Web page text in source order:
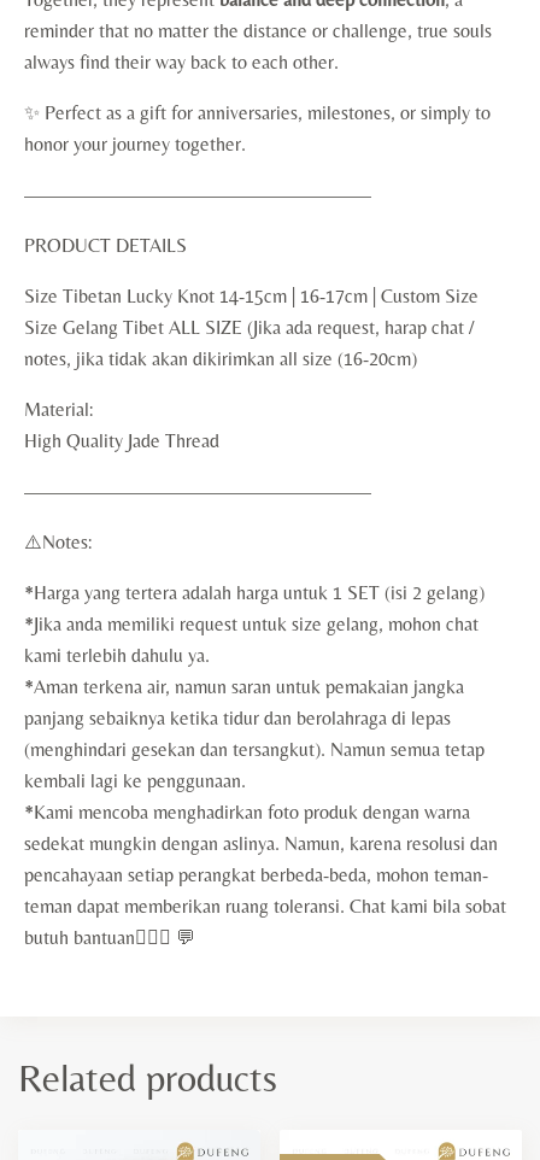
reminder that no matter the distance or challenge, true souls
always find their way back to each other.
✨ Perfect as a gift for anniversaries, milestones, or simply to
honor your journey together.
——————————————————
PRODUCT DETAILS
Size Tibetan Lucky Knot 14-15cm | 16-17cm | Custom Size
Size Gelang Tibet ALL SIZE (Jika ada request, harap chat /
notes, jika tidak akan dikirimkan all size (16-20cm)
Material:
High Quality Jade Thread
——————————————————
⚠️Notes:
*Harga yang tertera adalah harga untuk 1 SET (isi 2 gelang)
*Jika anda memiliki request untuk size gelang, mohon chat
kami terlebih dahulu ya.
*Aman terkena air, namun saran untuk pemakaian jangka
panjang sebaiknya ketika tidur dan berolahraga di lepas
(menghindari gesekan dan tersangkut). Namun semua tetap
kembali lagi ke penggunaan.
*Kami mencoba menghadirkan foto produk dengan warna
sedekat mungkin dengan aslinya. Namun, karena resolusi dan
pencahayaan setiap perangkat berbeda-beda, mohon teman-
teman dapat memberikan ruang toleransi. Chat kami bila sobat
butuh bantuan🙇🏻‍♀️ 💬
Related products